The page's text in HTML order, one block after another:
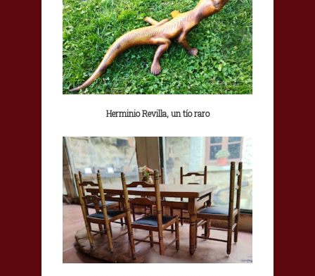
Herminio Revilla, un tío raro